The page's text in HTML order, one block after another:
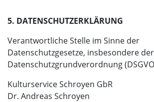
5. DATENSCHUTZERKLÄRUNG
Verantwortliche Stelle im Sinne der
Datenschutzgesetze, insbesondere
Datenschutzgrundverordnung
Kulturservice Schroyen GbR
Dr. Andreas Schroyen